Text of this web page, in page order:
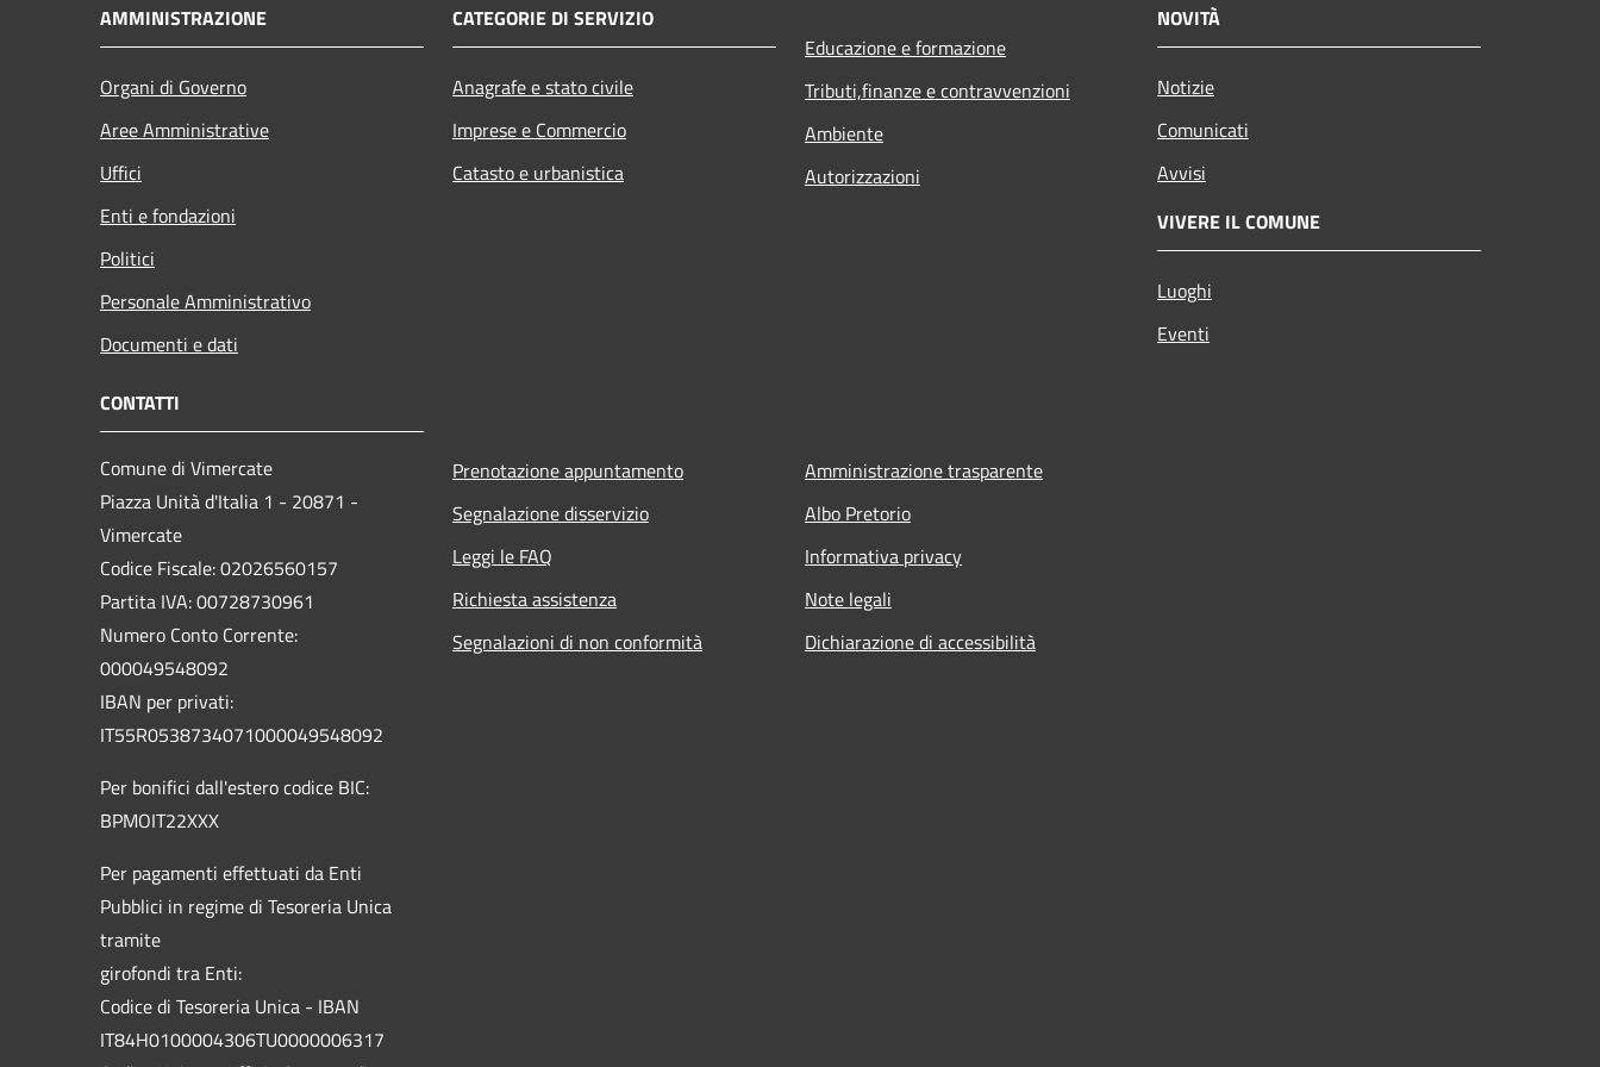
AMMINISTRAZIONE
Organi di Governo
Aree Amministrative
Uffici
Enti e fondazioni
Politici
Personale Amministrativo
Documenti e dati
CATEGORIE DI SERVIZIO
Anagrafe e stato civile
Imprese e Commercio
Catasto e urbanistica
Educazione e formazione
Tributi,finanze e contravvenzioni
Ambiente
Autorizzazioni
NOVITÀ
Notizie
Comunicati
Avvisi
VIVERE IL COMUNE
Luoghi
Eventi
CONTATTI
Comune di Vimercate
Piazza Unità d'Italia 1 - 20871 -
Vimercate
Codice Fiscale: 02026560157
Partita IVA: 00728730961
Numero Conto Corrente:
000049548092
IBAN per privati:
IT55R0538734071000049548092
Per bonifici dall'estero codice BIC:
BPMOIT22XXX
Per pagamenti effettuati da Enti
Pubblici in regime di Tesoreria Unica
tramite
girofondi tra Enti:
Codice di Tesoreria Unica - IBAN
IT84H0100004306TU0000006317
Prenotazione appuntamento
Segnalazione disservizio
Leggi le FAQ
Richiesta assistenza
Segnalazioni di non conformità
Amministrazione trasparente
Albo Pretorio
Informativa privacy
Note legali
Dichiarazione di accessibilità